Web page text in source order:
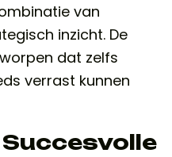
van
inzicht. De
dat zelfs
verrast kunnen